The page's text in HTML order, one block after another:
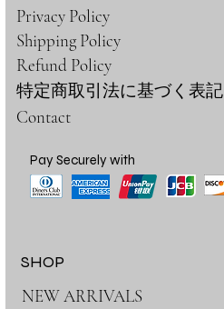
Privacy Policy
Shipping Policy
Refund Policy
特定商取引法に基づく表記
Contact
SHOP
NEW ARRIVALS
Pay Securely with